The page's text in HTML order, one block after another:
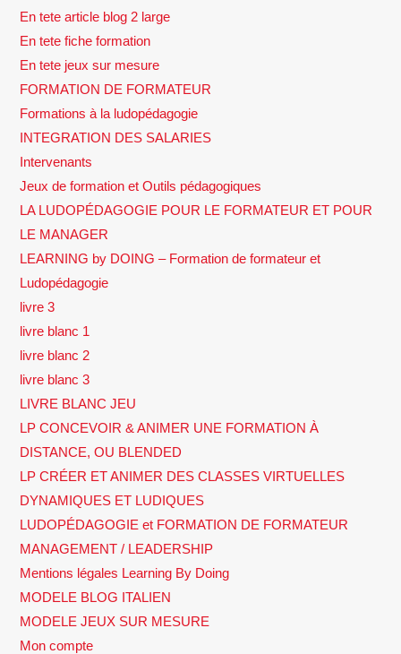
En tete article blog 2 large
En tete fiche formation
En tete jeux sur mesure
FORMATION DE FORMATEUR
Formations à la ludopédagogie
INTEGRATION DES SALARIES
Intervenants
Jeux de formation et Outils pédagogiques
LA LUDOPÉDAGOGIE POUR LE FORMATEUR ET POUR
LE MANAGER
LEARNING by DOING – Formation de formateur et
Ludopédagogie
livre 3
livre blanc 1
livre blanc 2
livre blanc 3
LIVRE BLANC JEU
LP CONCEVOIR & ANIMER UNE FORMATION À
DISTANCE, OU BLENDED
LP CRÉER ET ANIMER DES CLASSES VIRTUELLES
DYNAMIQUES ET LUDIQUES
LUDOPÉDAGOGIE et FORMATION DE FORMATEUR
MANAGEMENT / LEADERSHIP
Mentions légales Learning By Doing
MODELE BLOG ITALIEN
MODELE JEUX SUR MESURE
Mon compte